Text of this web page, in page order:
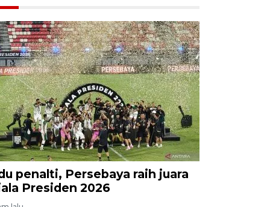
penalti, Persebaya raih juara
Presiden 2026